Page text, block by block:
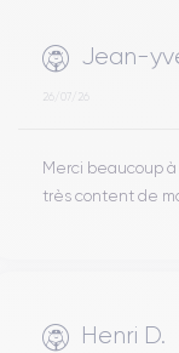
Jean-
26/07/26
Merci beaucoup
très content de
Henri D.